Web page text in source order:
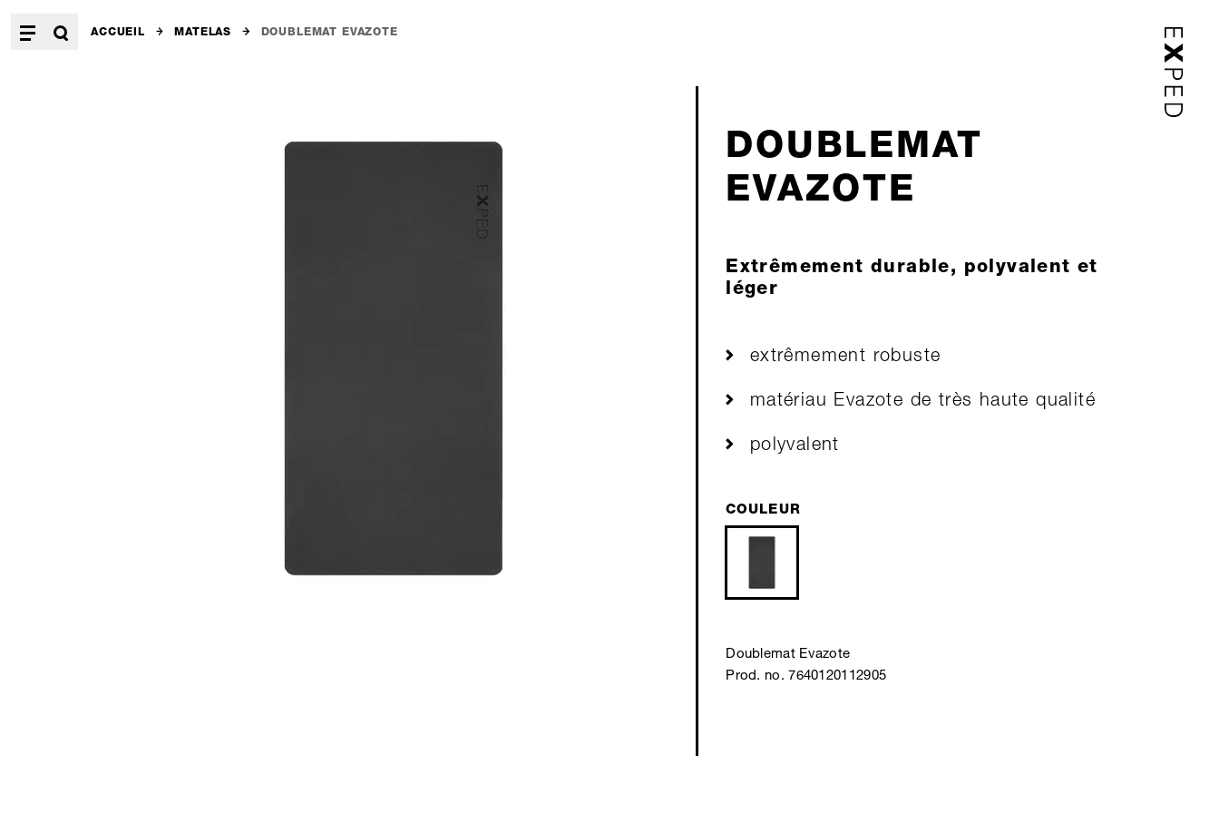
ACCUEIL MATELAS DOUBLEMAT EVAZOTE
DOUBLEMAT
EVAZOTE
Extrêmement durable, polyvalent et
léger
extrêmement robuste
matériau Evazote de très haute qualité
polyvalent
COULEUR
Doublemat Evazote
Prod. no. 7640120112905